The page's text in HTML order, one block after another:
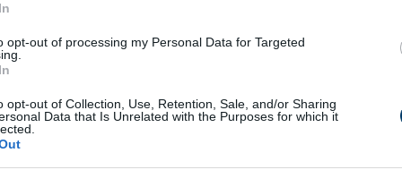
opt-out of processing my Personal Data for Targeted
opt-out of Collection, Use, Retention, Sale, and/or Sharing
Data that Is Unrelated with the Purposes for which it